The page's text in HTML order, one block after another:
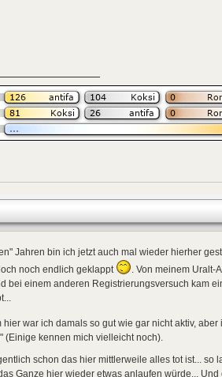
Jahren bin ich jetzt auch mal wieder hierher
noch endlich geklappt
. Von meinem
bei einem anderen Registrierungsversuch kam
hier war ich damals so gut wie gar nicht aktiv,
(Einige kennen mich vielleicht noch).
schon das hier mittlerweile alles tot ist...
Ganze hier wieder etwas anlaufen würde...